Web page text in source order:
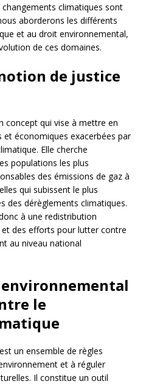
climatiques sont
aborderons les différents
et au droit environnemental,
de ces domaines.
de justice
concept qui vise à mettre en
et économiques exacerbées par
Elle cherche
populations les plus
des émissions de gaz à
qui subissent le plus
des dérèglements climatiques.
à une redistribution
des efforts pour lutter contre
au niveau national
le
est un ensemble de règles
et à réguler
Il constitue un outil